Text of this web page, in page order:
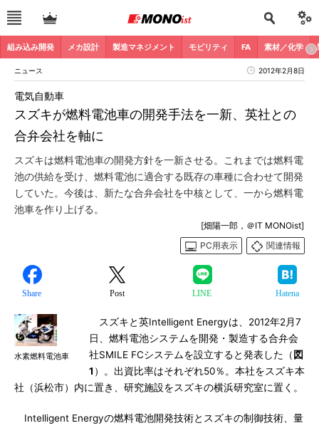
組み込み開発 メカ設計 製造マネジメント モビリティ FA 素材／化学
ニュース 2012年2月8日
スズキが燃料電池車の開発手法を一新、英社との
合弁会社を軸に
電気自動車
スズキは燃料電池車の開発方針を一新させる。これまでは燃料電
池の供給を受け、燃料電池に適合する既存の車種に合わせて開発
していた。今後は、新たな合弁会社を中核として、一から燃料電
池車を作り上げる。
[畑陽一郎，＠IT MONOist]
PC用表示
関連情報
Share Post LINE Hatena
水素燃料電池車
スズキと英Intelligent Energyは、2012年2月7
日、燃料電池システムを開発・製造する合弁会
社SMILE FCシステムを設立すると発表した（ 図
1 ）。出資比率はそれぞれ50％。本社をスズキ本
社（浜松市）内に置き、研究施設をスズキの横浜研究室に置く。
Intelligent Energyの燃料電池開発技術とスズキの制御技術、量